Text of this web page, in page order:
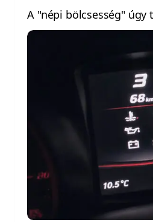
A "népi bölcsesség" úgy